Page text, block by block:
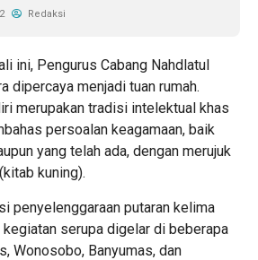
Redaksi
ini, Pengurus Cabang Nahdlatul
dipercaya menjadi tuan rumah.
merupakan tradisi intelektual khas
persoalan keagamaan, baik
yang telah ada, dengan merujuk
kuning).
penyelenggaraan putaran kelima
serupa digelar di beberapa
Wonosobo, Banyumas, dan